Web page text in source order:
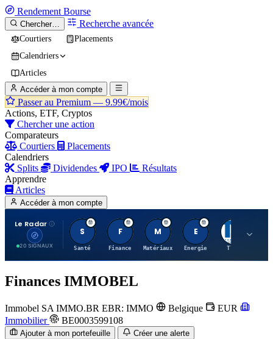
Rendement Bourse
Chercher… Recherche avancée
Courtiers
Placements
Calendriers
Articles
Accéder à mon compte
Passer au Premium — 9.99€/mois
Actions, ETF, Cryptos
Chercher une action
Comparateurs
Courtiers
Placements
Calendriers
Splits
Dividendes IPO
Résultats
Apprendre
Articles
Accéder à mon compte
Le Radar
20 SIGNAUX
S
Santé
F
Finance
M
Matériaux
E
Energie TTWO
Finances IMMOBEL
Immobel SA IMMO.BR EBR: IMMO Belgique
EUR
Immobilier
BE0003599108
Ajouter à mon portefeuille Créer une alerte